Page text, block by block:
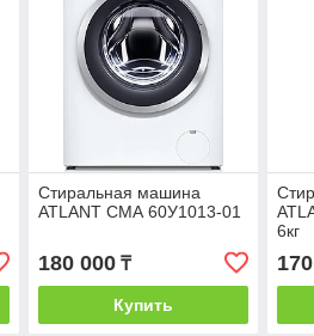
Стиральная машина
ATLANT СМА 60У1013-01
180 000₸
Купить
6кг